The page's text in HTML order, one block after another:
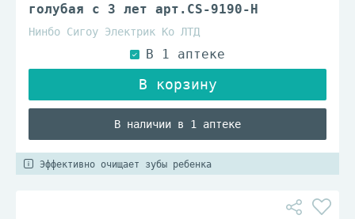
голубая с 3 лет арт.CS-9190-H
Нинбо Сигоу Электрик Ко ЛТД
В наличии в 1 аптеке
Эффективно очищает зубы ребенка